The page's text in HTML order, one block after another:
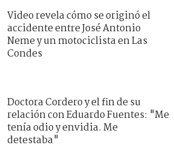
Video revela cómo se originó el
accidente entre José Antonio
Neme y un motociclista en Las
Condes
Doctora Cordero y el fin de su
relación con Eduardo Fuentes: "Me
tenía odio y envidia. Me
detestaba"